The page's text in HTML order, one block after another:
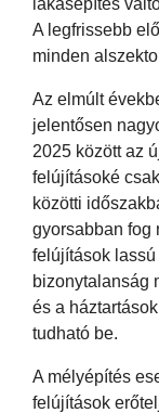
A legfrissebb
minden
Az elmúlt
jelentősen
2025 között az
felújításoké
közötti
gyorsabban fog
felújítások
bizonytalanság
és a
tudható be.
A mélyépítés
felújítások